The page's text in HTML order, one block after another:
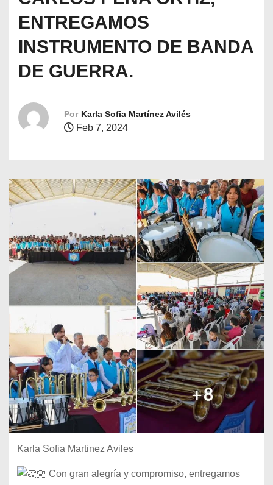
ENTREGAMOS
INSTRUMENTO DE BANDA
DE GUERRA.
Por Karla Sofia Martínez Avilés
Feb 7, 2024
Karla Sofia Martinez Aviles
Con gran alegría y compromiso, entregamos